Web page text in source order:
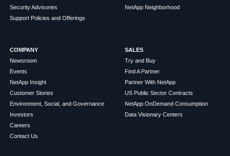
Security Advisories
Support Policies and Offerings
NetApp Neighborhood
COMPANY
Newsroom
Events
NetApp Insight
Customer Stories
Environment, Social, and Governance
Investors
Careers
Contact Us
SALES
Try and Buy
Find A Partner
Partner With NetApp
US Public Sector Contracts
NetApp OnDemand Consumption
Data Visionary Centers